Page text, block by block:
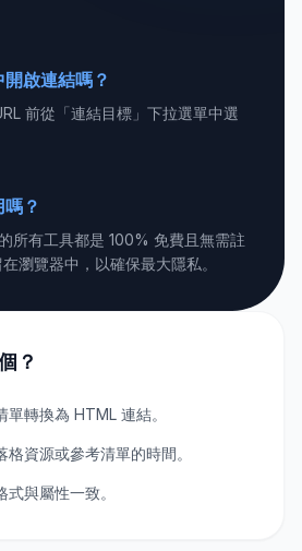
啟連結嗎？
前從「連結目標」下拉選單中選
？
所有工具都是 100% 免費且無需註
瀏覽器中，以確保最大隱私。
？
單轉換為 HTML 連結。
資源或參考清單的時間。
與屬性一致。